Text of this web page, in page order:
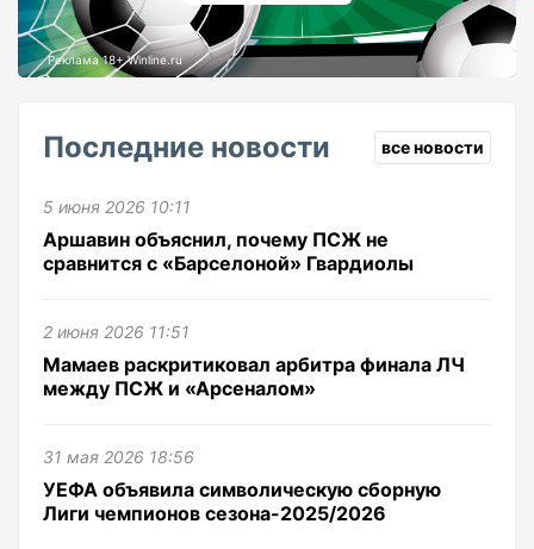
Реклама 18+ Winline.ru
Последние новости все новости
5 июня 2026 10:11
Аршавин объяснил, почему ПСЖ не
сравнится с «Барселоной» Гвардиолы
2 июня 2026 11:51
Мамаев раскритиковал арбитра финала ЛЧ
между ПСЖ и «Арсеналом»
31 мая 2026 18:56
УЕФА объявила символическую сборную
Лиги чемпионов сезона-2025/2026